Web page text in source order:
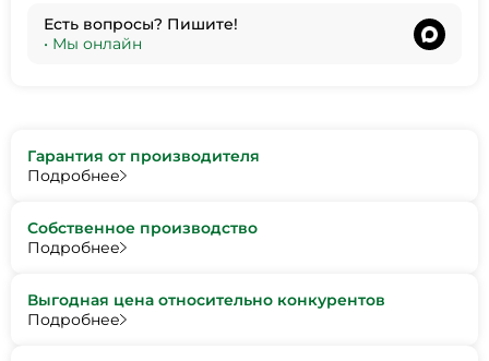
Есть вопросы? Пишите!
• Мы онлайн
Гарантия от производителя
Подробнее
Собственное производство
Подробнее
Выгодная цена относительно конкурентов
Подробнее